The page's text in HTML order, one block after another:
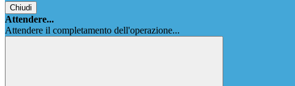
Chiudi
Attendere...
Attendere il completamento dell'operazione...